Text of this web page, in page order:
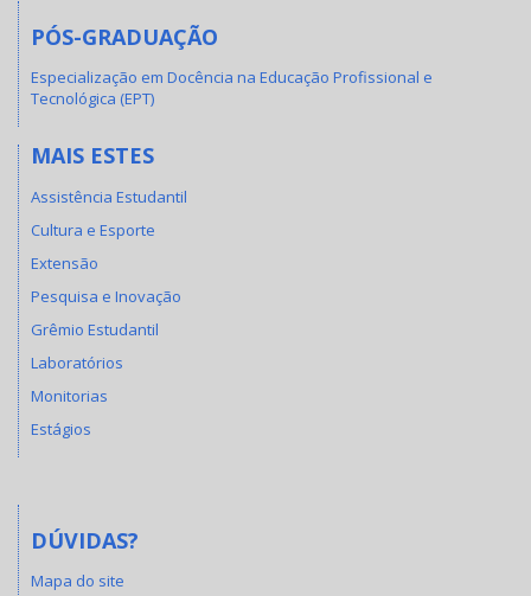
PÓS-GRADUAÇÃO
Especialização em Docência na Educação Profissional e
Tecnológica (EPT)
MAIS ESTES
Assistência Estudantil
Cultura e Esporte
Extensão
Pesquisa e Inovação
Grêmio Estudantil
Laboratórios
Monitorias
Estágios
DÚVIDAS?
Mapa do site